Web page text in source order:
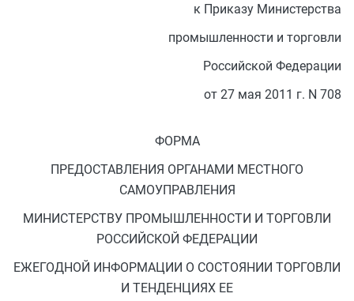
к Приказу Министерства
промышленности и торговли
Российской Федерации
от 27 мая 2011 г. N 708
ФОРМА
ПРЕДОСТАВЛЕНИЯ ОРГАНАМИ МЕСТНОГО
САМОУПРАВЛЕНИЯ
МИНИСТЕРСТВУ ПРОМЫШЛЕННОСТИ И ТОРГОВЛИ
РОССИЙСКОЙ ФЕДЕРАЦИИ
ЕЖЕГОДНОЙ ИНФОРМАЦИИ О СОСТОЯНИИ ТОРГОВЛИ
И ТЕНДЕНЦИЯХ ЕЕ